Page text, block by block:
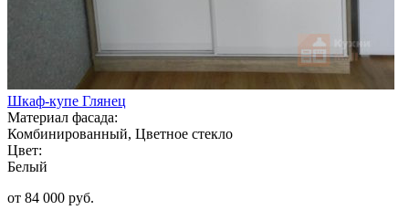
Шкаф-купе Глянец
Материал фасада:
Комбинированный, Цветное стекло
Цвет:
Белый
от 84 000 руб.